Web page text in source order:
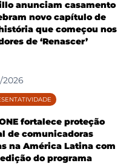
anunciam casamento
novo capítulo de
que começou nos
de ‘Renascer’
fortalece proteção
de comunicadoras
na América Latina com
do programa